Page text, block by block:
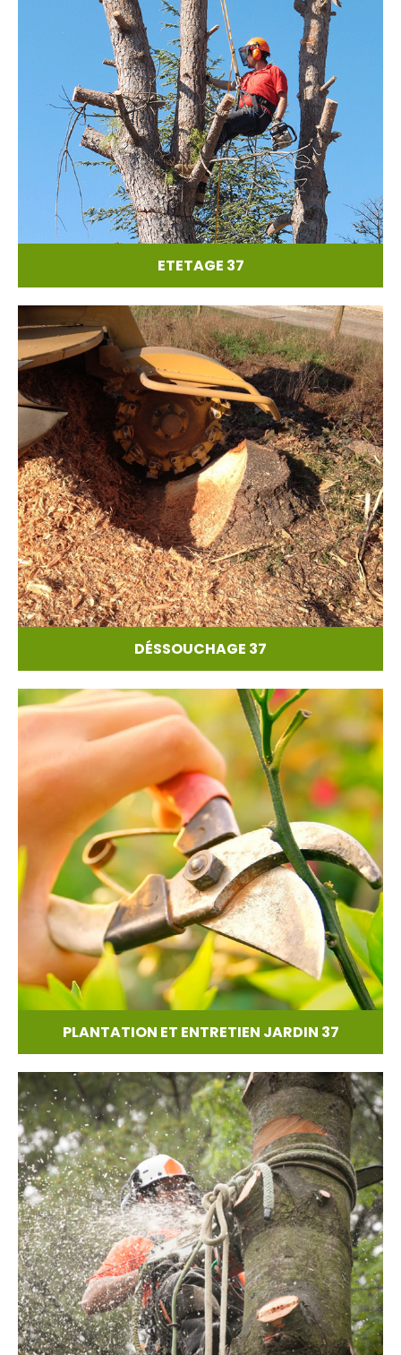
ETETAGE 37
DÉSSOUCHAGE 37
PLANTATION ET ENTRETIEN JARDIN 37